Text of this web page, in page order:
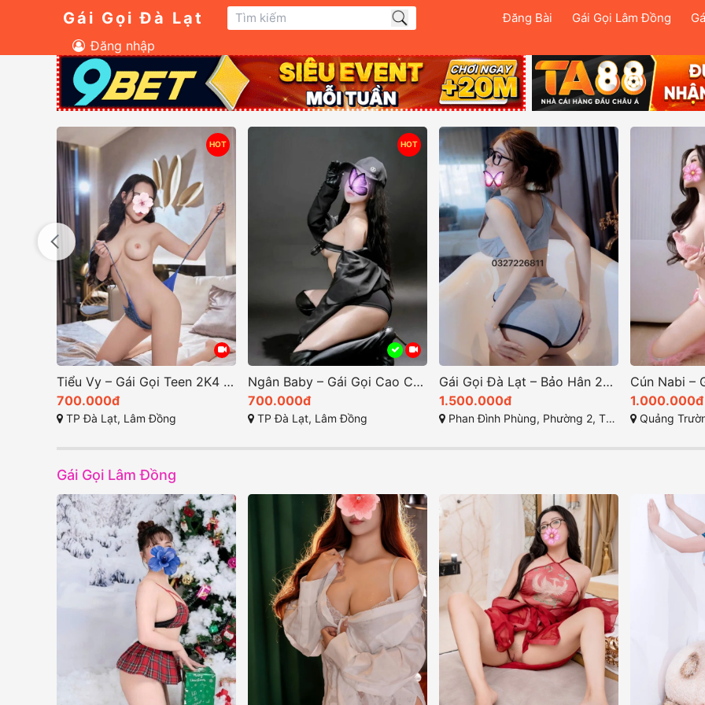
Gái Gọi Đà Lạt Đăng Bài Gái Gọi Lâm Đồng
Đăng nhập
HOT
Ngân Baby – Gái Gọi Cao Cấp Đà Lạt: Tuyệt Phẩm Gái Dâm Quyến Rũ Sexxy
700.000đ
TP Đà Lạt, Lâm Đồng
Gái Gọi Đà Lạt – Bảo Hân 2k7: Gái Gọi F2 TP Đà Lạt Non Teen, Gái Xinh, Quyến Rũ, Làm Tình Lôi Cuốn
1.500.000đ
Phan Đình Phùng, Phường 2, TP Đà Lạt (gái gọi đà lạt). Lâm Đồng
HOT
Cún Nabi – Gái Gọi Cao Cấp Xinh Đẹp Tại Nha Trang – FACE XINH Ngọt Ngào
1.000.000đ
Quảng Trường Trung Tâm, TP Nha Trang, Khánh Hòa
400.000đ
Đường Hàn
Gái Gọi Lâm Đồng